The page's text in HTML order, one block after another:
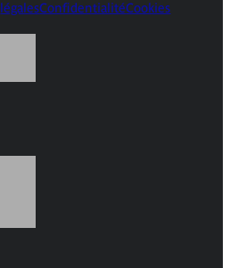
légalesConfidentialitéCookies